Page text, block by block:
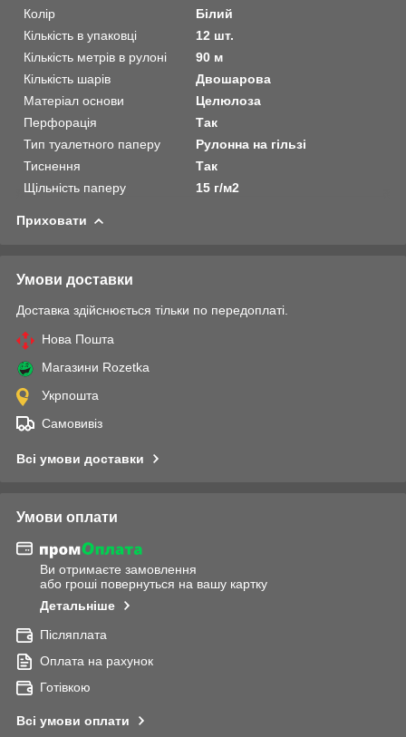
Колір
Білий
Кількість в упаковці
12 шт.
Кількість метрів в рулоні
90 м
Кількість шарів
Двошарова
Матеріал основи
Целюлоза
Перфорація
Так
Тип туалетного паперу
Рулонна на гільзі
Тиснення
Так
Щільність паперу
15 г/м2
Приховати
Умови доставки
Доставка здійснюється тільки по передоплаті.
Нова Пошта
Магазини Rozetka
Укрпошта
Самовивіз
Всі умови доставки
Умови оплати
Ви отримаєте замовлення
або гроші повернуться на вашу картку
Детальніше
Післяплата
Оплата на рахунок
Готівкою
Всі умови оплати